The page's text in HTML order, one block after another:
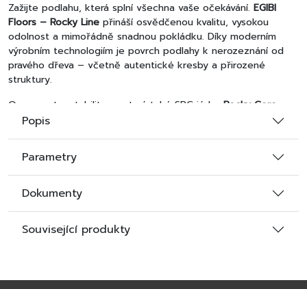
Zažijte podlahu, která splní všechna vaše očekávání. EGIBI
Floors – Rocky Line přináší osvědčenou kvalitu, vysokou
odolnost a mimořádně snadnou pokládku. Díky moderním
výrobním technologiím je povrch podlahy k nerozeznání od
pravého dřeva – včetně autentické kresby a přirozené
struktury.
O pevnost a stabilitu se stará tuhé SPC jádro Rocky Core
které snižuje nároky na přípravu podkladu a zajišťuje dlouhou
Podlaha je 100% voděodolná, vhodná pro teplovodní
podlahové vytápění a neobsahuje žádné zdraví škodlivé látky
– ideální řešení pro moderní a bezpečný domov.
Vyberte si podlahu, která spojuje přirozený vzhled s výkonem,
který obstojí.
DekorNiceGreypřináší industriální eleganci a syrovou krásu
Popis
Parametry
Dokumenty
Související produkty